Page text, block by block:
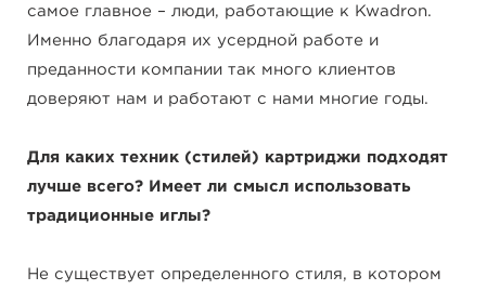
самое главное – люди, работающие к Kwadron.
Именно благодаря их усердной работе и
преданности компании так много клиентов
доверяют нам и работают с нами многие годы.
Для каких техник (стилей) картриджи подходят
лучше всего? Имеет ли смысл использовать
традиционные иглы?
Не существует определенного стиля, в котором